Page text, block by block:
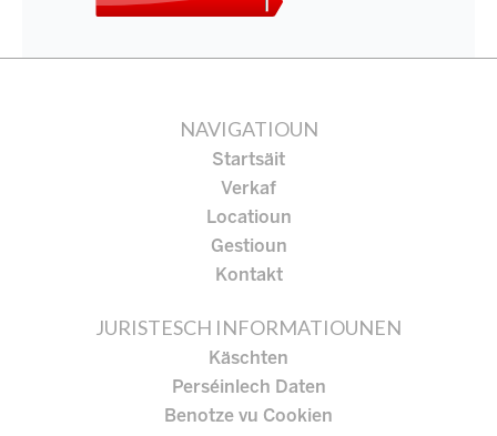
NAVIGATIOUN
Startsäit
Verkaf
Locatioun
Gestioun
Kontakt
JURISTESCH INFORMATIOUNEN
Käschten
Perséinlech Daten
Benotze vu Cookien